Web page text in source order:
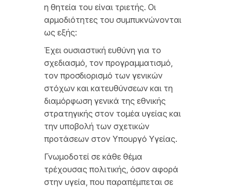
η θητεία του είναι τριετής. Οι
αρμοδιότητες του συμπυκνώνονται
ως εξής:
Έχει ουσιαστική ευθύνη για το
σχεδιασμό, τον προγραμματισμό,
τον προσδιορισμό των γενικών
στόχων και κατευθύνσεων και τη
διαμόρφωση γενικά της εθνικής
στρατηγικής στον τομέα υγείας και
την υποβολή των σχετικών
προτάσεων στον Υπουργό Υγείας.
Γνωμοδοτεί σε κάθε θέμα
τρέχουσας πολιτικής, όσον αφορά
στην υγεία, που παραπέμπεται σε